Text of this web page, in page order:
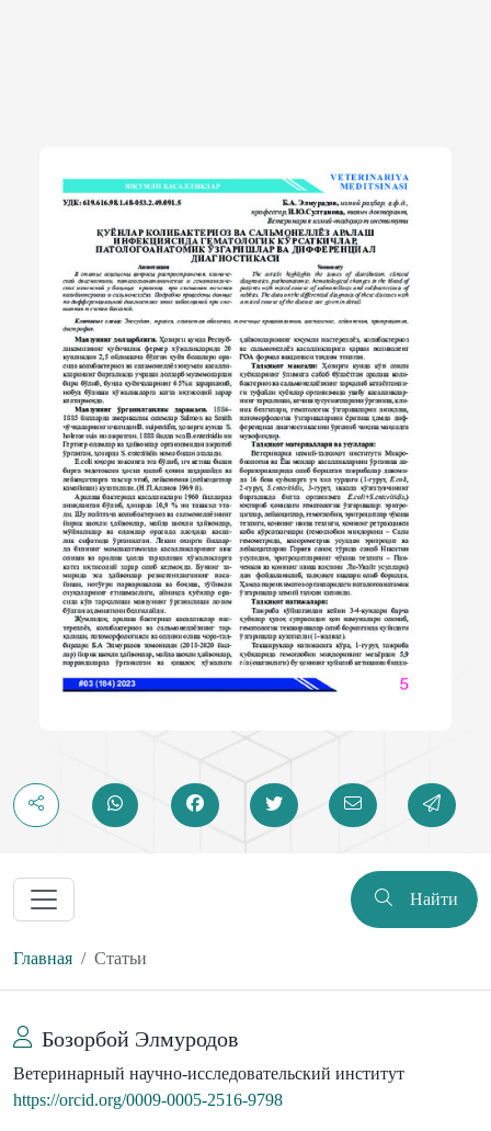
Найти
Главная Статьи
Бозорбой Элмуродов
Ветеринарный научно-исследовательский институт
https://orcid.org/0009-0005-2516-9798